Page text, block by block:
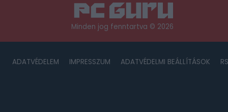
Minden jog fenntartva © 2026
ADATVÉDELEM IMPRESSZUM ADATVÉDELMI BEÁLLÍTÁSOK